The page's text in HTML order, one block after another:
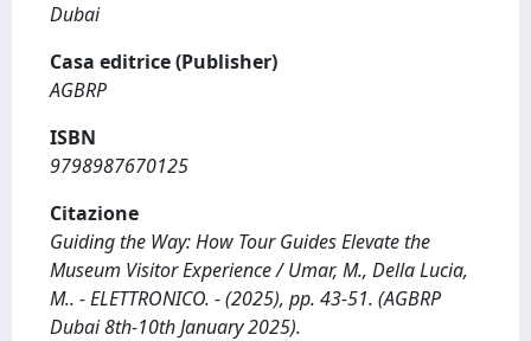
Dubai
Casa editrice (Publisher)
AGBRP
ISBN
9798987670125
Citazione
Guiding the Way: How Tour Guides Elevate the
Museum Visitor Experience / Umar, M., Della Lucia,
M.. - ELETTRONICO. - (2025), pp. 43-51. (AGBRP
Dubai 8th-10th January 2025).